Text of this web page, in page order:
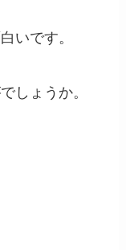
いです。
しょうか。